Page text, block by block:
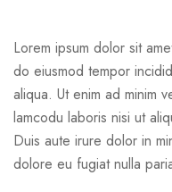
Lorem ipsum dolor sit
do eiusmod tempor
aliqua. Ut enim ad minim
lamcodu laboris nisi ut
Duis aute irure dolor in
dolore eu fugiat nulla